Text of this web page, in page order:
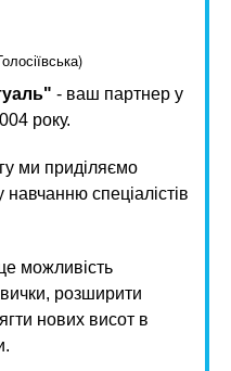
- ваш партнер у
року.
ми приділяємо
спеціалістів
можливість
розширити
нових висот в